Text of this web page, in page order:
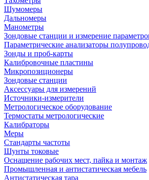
Шумомеры
Дальномеры
Манометры
Зондовые станции и измерение
Параметрические анализаторы
Зонды и проб-карты
Калибровочные пластины
Микропозиционеры
Зондовые станции
Аксессуары для измерений
Источники-измерители
Метрологическое оборудование
Термостаты метрологические
Калибраторы
Меры
Стандарты частоты
Шунты токовые
Оснащение рабочих мест, пайка и монтаж
Промышленная и антистатическая мебель
Антистатическая тара